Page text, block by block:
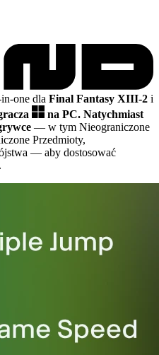
one dla Final Fantasy XIII-2 i
na PC. Natychmiast
— w tym Nieograniczone
Przedmioty,
— aby dostosować